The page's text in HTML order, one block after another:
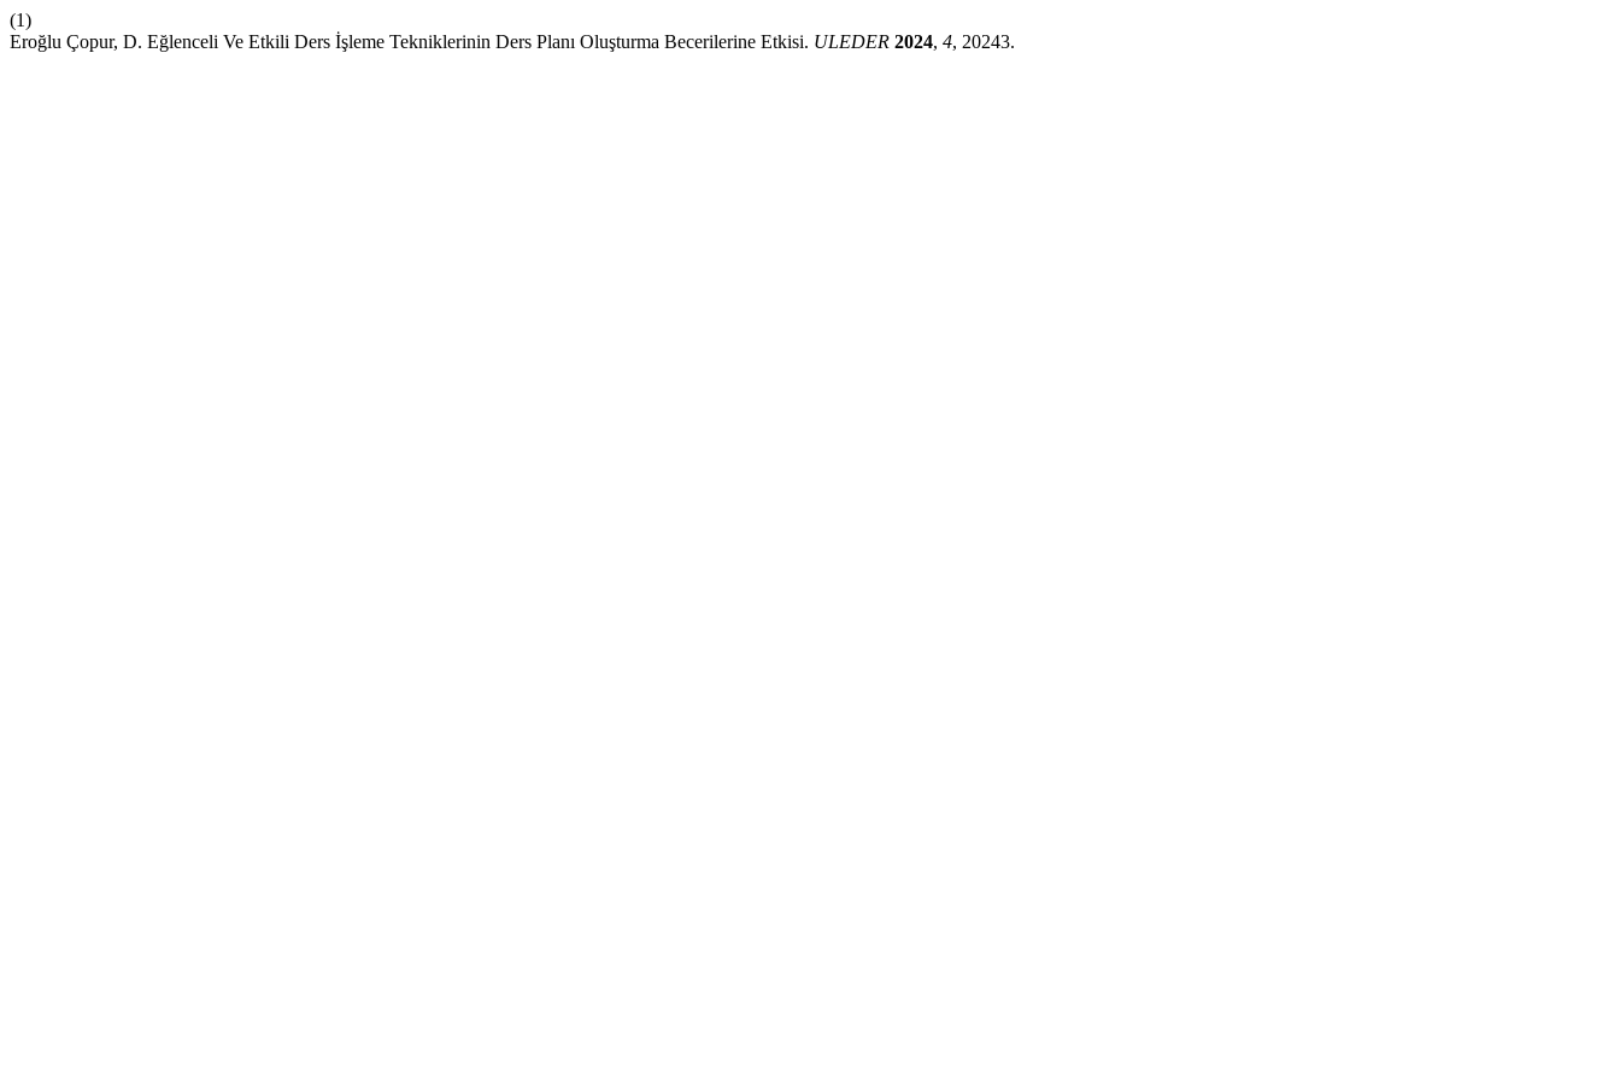
(1)
Eroğlu Çopur, D. Eğlenceli Ve Etkili Ders İşleme Tekniklerinin Ders Planı Oluşturma Becerilerine Etkisi. ULEDER 2024, 4, 20243.